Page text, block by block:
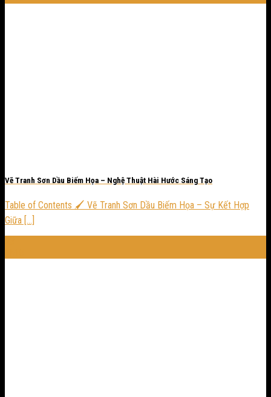
Vẽ Tranh Sơn Dầu Biếm Họa – Nghệ Thuật Hài Hước Sáng Tạo
Table of Contents 🖌️ Vẽ Tranh Sơn Dầu Biếm Họa – Sự Kết Hợp
Giữa [...]